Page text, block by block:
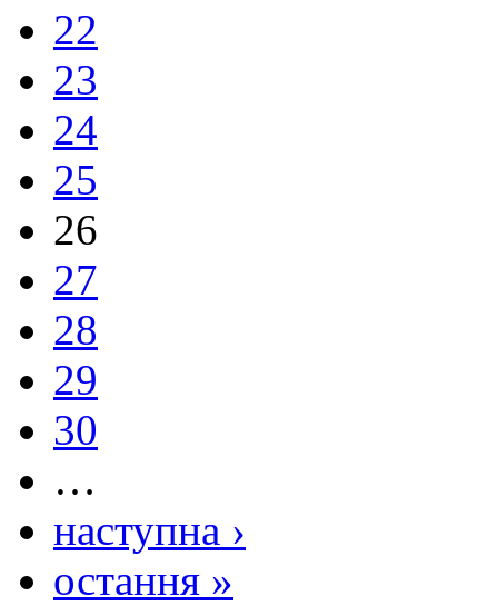
22
23
24
25
26
27
28
29
30
…
наступна ›
остання »